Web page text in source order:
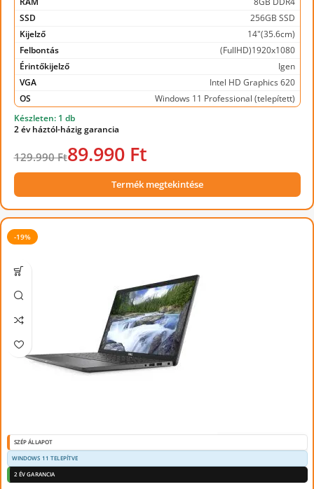
SSD
256GB SSD
Kijelző
14"(35.6cm)
Felbontás
(FullHD)1920x1080
Érintőkijelző
Igen
VGA
Intel HD Graphics 620
OS
Windows 11 Professional (telepített)
Készleten: 1 db
2 év háztól-házig garancia
129.990 Ft89.990 Ft
Termék megtekintése
-19%
SZÉP ÁLLAPOT
WINDOWS 11 TELEPÍTVE
2 ÉV GARANCIA